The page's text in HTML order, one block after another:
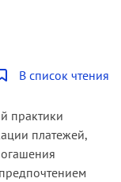
В список чтения
практики
платежей,